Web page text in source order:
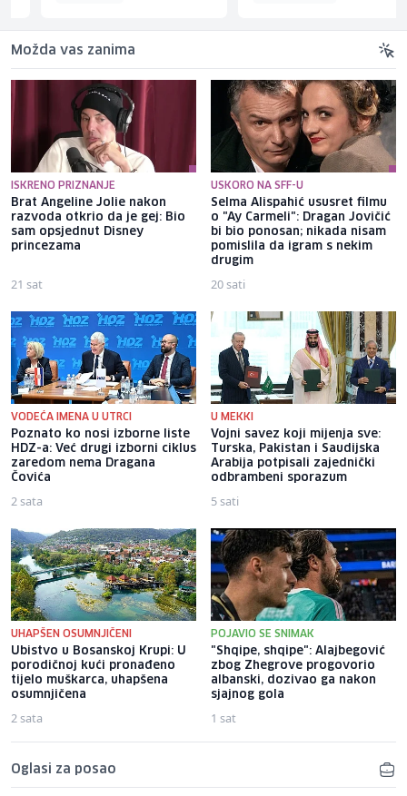
Možda vas zanima
ISKRENO PRIZNANJE
Brat Angeline Jolie nakon
razvoda otkrio da je gej: Bio
sam opsjednut Disney
princezama
21 sat
USKORO NA SFF-U
Selma Alispahić ususret filmu
o "Ay Carmeli": Dragan Jovičić
bi bio ponosan; nikada nisam
pomislila da igram s nekim
drugim
20 sati
VODEĆA IMENA U UTRCI
Poznato ko nosi izborne liste
HDZ-a: Već drugi izborni ciklus
zaredom nema Dragana
Čovića
2 sata
U MEKKI
Vojni savez koji mijenja sve:
Turska, Pakistan i Saudijska
Arabija potpisali zajednički
odbrambeni sporazum
5 sati
UHAPŠEN OSUMNJIČENI
Ubistvo u Bosanskoj Krupi: U
porodičnoj kući pronađeno
tijelo muškarca, uhapšena
osumnjičena
2 sata
POJAVIO SE SNIMAK
"Shqipe, shqipe": Alajbegović
zbog Zhegrove progovorio
albanski, dozivao ga nakon
sjajnog gola
1 sat
Oglasi za posao